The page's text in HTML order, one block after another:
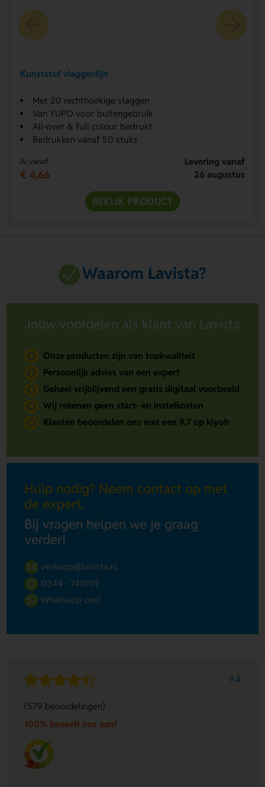
Kunststof vlaggenlijn
Met 20 rechthoekige vlaggen
Van YUPO voor buitengebruik
All-over & full colour bedrukt
Bedrukken vanaf 50 stuks
Al vanaf
€ 4,66
Levering vanaf
26 augustus
BEKIJK PRODUCT
Waarom Lavista?
Jouw voordelen als klant van Lavista
Onze producten zijn van topkwaliteit
Persoonlijk advies van een expert
Geheel vrijblijvend een gratis digitaal voorbeeld
Wij rekenen geen start- en instelkosten
Klanten beoordelen ons met een 9.7 op kiyoh
Hulp nodig? Neem contact op met
de expert.
Bij vragen helpen we je graag
verder!
verkoop@lavista.nl
0344 - 745109
Whatsapp ons!
9.4
(579 beoordelingen)
100% beveelt ons aan!